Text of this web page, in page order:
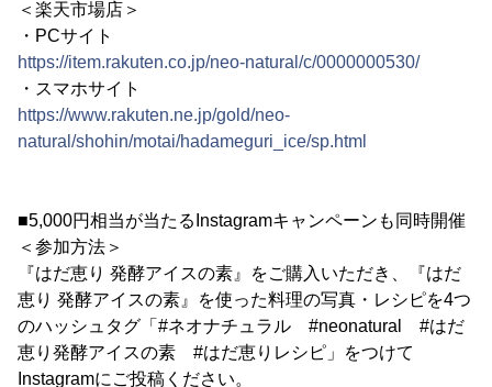
＜楽天市場店＞
・PCサイト
https://item.rakuten.co.jp/neo-natural/c/0000000530/
・スマホサイト
https://www.rakuten.ne.jp/gold/neo-
natural/shohin/motai/hadameguri_ice/sp.html
■5,000円相当が当たるInstagramキャンペーンも同時開催
＜参加方法＞
『はだ恵り 発酵アイスの素』をご購入いただき、『はだ
恵り 発酵アイスの素』を使った料理の写真・レシピを4つ
のハッシュタグ「#ネオナチュラル #neonatural #はだ
恵り発酵アイスの素 #はだ恵りレシピ」をつけて
Instagramにご投稿ください。